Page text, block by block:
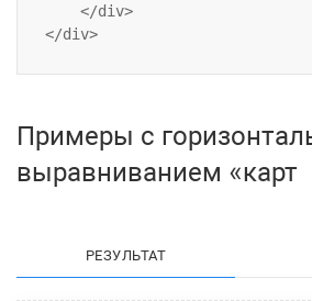
    </div>
Примеры с
выравниванием
карт
РЕЗУЛЬТАТ